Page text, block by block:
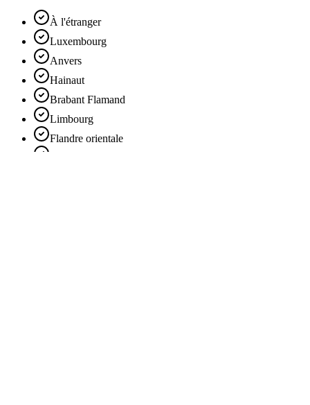
À l'étranger
Luxembourg
Anvers
Hainaut
Brabant Flamand
Limbourg
Flandre orientale